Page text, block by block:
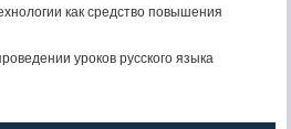
как средство повышения
уроков русского языка